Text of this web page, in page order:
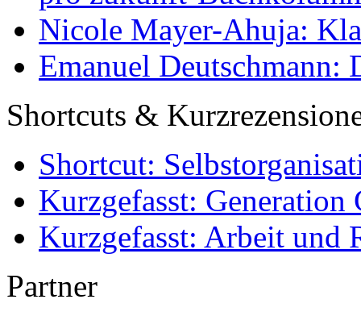
Nicole Mayer-Ahuja:
Emanuel Deutschmann:
Shortcuts &
Shortcut:
Kurzgefasst: Generation
Kurzgefasst: Arbeit und
Partner